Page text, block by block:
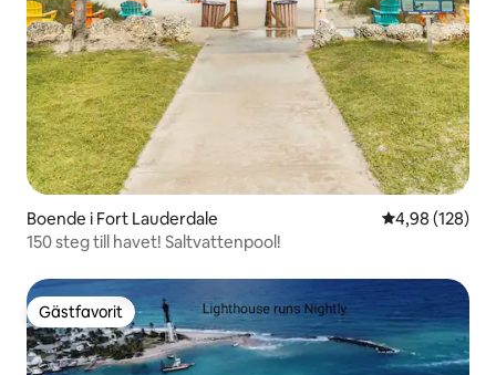
Boende i Fort Lauderdale 4,98 av 5 i
4,98 (128)
150 steg till havet! Saltvattenpool!
Gästfavorit
Gästfavorit